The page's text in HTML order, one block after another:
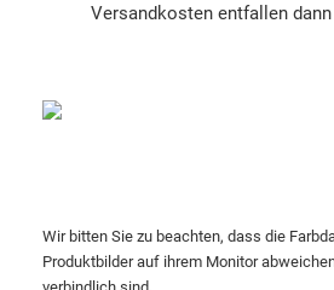
Versandkosten entfallen
Wir bitten Sie zu beachten, dass die
Produktbilder auf ihrem Monitor